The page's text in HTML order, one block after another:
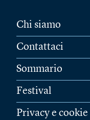
Chi siamo
Contattaci
Sommario
Festival
Privacy e cookie